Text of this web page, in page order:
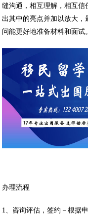
缝沟通，相互理解，相互
出其中的亮点并加以放大
问能更好地准备材料和面试。
办理流程
1、咨询评估，签约－根据